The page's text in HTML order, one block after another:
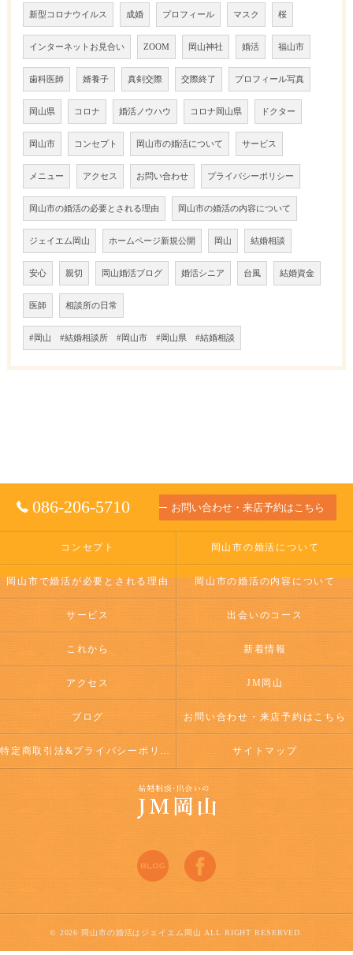
新型コロナウイルス 成婚 プロフィール マスク 桜
インターネットお見合い ZOOM 岡山神社 婚活 福山市
歯科医師 婿養子 真剣交際 交際終了 プロフィール写真
岡山県 コロナ 婚活ノウハウ コロナ岡山県 ドクター
岡山市 コンセプト 岡山市の婚活について サービス
メニュー アクセス お問い合わせ プライバシーポリシー
岡山市の婚活の必要とされる理由 岡山市の婚活の内容について
ジェイエム岡山 ホームページ新規公開 岡山 結婚相談
安心 親切 岡山婚活ブログ 婚活シニア 台風 結婚資金
医師 相談所の日常
#岡山 #結婚相談所 #岡山市 #岡山県 #結婚相談
086-206-5710 お問い合わせ・来店予約はこちら
コンセプト 岡山市の婚活について
岡山市で婚活が必要とされる理由 岡山市の婚活の内容について
サービス 出会いのコース
これから 新着情報
アクセス JM岡山
ブログ お問い合わせ・来店予約はこちら
特定商取引法&プライバシーポリシー サイトマップ
© 2026 岡山市の婚活はジェイエム岡山 ALL RIGHT RESERVED.